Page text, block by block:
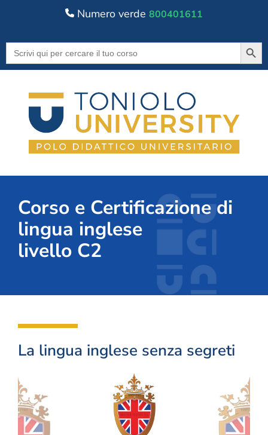
Numero verde 800401611
Search
for:
Corso e Certificazione di
lingua inglese
livello C2
La lingua inglese senza segreti